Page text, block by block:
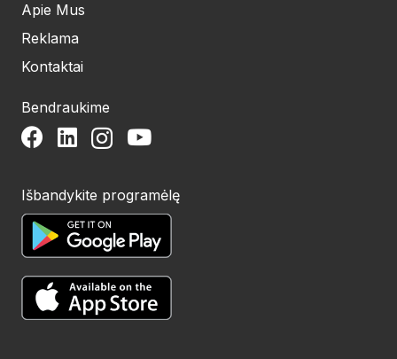
Apie Mus
Reklama
Kontaktai
Bendraukime
Išbandykite programėlę